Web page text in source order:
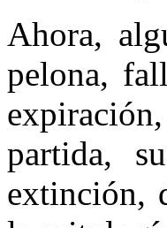
Ahora,
pelona,
partida,
extinción,